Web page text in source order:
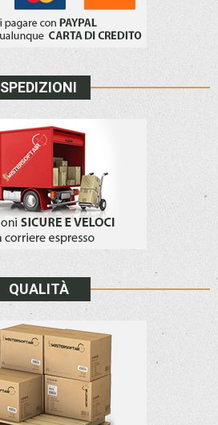
SPEDIZIONI
QUALITÀ